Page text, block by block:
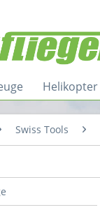
Helikopter
Swiss Tools